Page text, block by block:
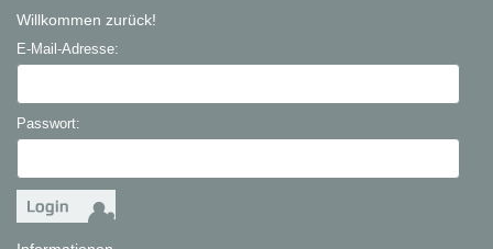
Willkommen zurück!
E-Mail-Adresse:
Passwort: